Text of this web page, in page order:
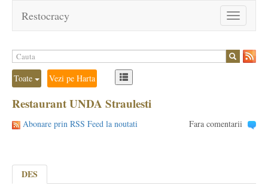
Toggle
navigation
Restocracy
Toate Vezi pe Harta
Restaurant UNDA Straulesti
Abonare prin RSS Feed la noutati Fara comentarii
DES